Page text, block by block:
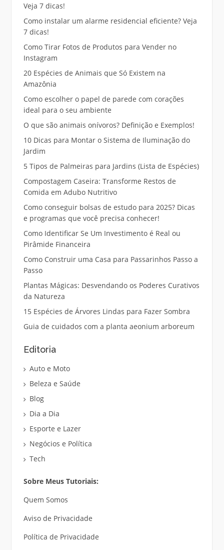
Veja 7 dicas!
Como instalar um alarme residencial eficiente? Veja
7 dicas!
Como Tirar Fotos de Produtos para Vender no
Instagram
20 Espécies de Animais que Só Existem na
Amazônia
Como escolher o papel de parede com corações
ideal para o seu ambiente
O que são animais onívoros? Definição e Exemplos!
10 Dicas para Montar o Sistema de Iluminação do
Jardim
5 Tipos de Palmeiras para Jardins (Lista de Espécies)
Compostagem Caseira: Transforme Restos de
Comida em Adubo Nutritivo
Como conseguir bolsas de estudo para 2025? Dicas
e programas que você precisa conhecer!
Como Identificar Se Um Investimento é Real ou
Pirâmide Financeira
Como Construir uma Casa para Passarinhos Passo a
Passo
Plantas Mágicas: Desvendando os Poderes Curativos
da Natureza
15 Espécies de Árvores Lindas para Fazer Sombra
Guia de cuidados com a planta aeonium arboreum
Editoria
Auto e Moto
Beleza e Saúde
Blog
Dia a Dia
Esporte e Lazer
Negócios e Política
Tech
Sobre Meus Tutoriais:
Quem Somos
Aviso de Privacidade
Política de Privacidade